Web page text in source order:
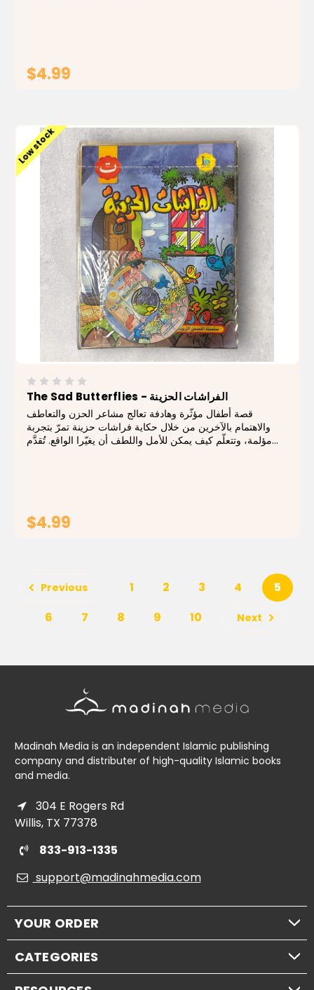
$4.99
Low stock
The Sad Butterflies - الفراشات الحزينة
قصة أطفال مؤثّرة وهادفة تعالج مشاعر الحزن والتعاطف
والاهتمام بالآخرين من خلال حكاية فراشات حزينة تمرّ بتجربة
مؤلمة، وتتعلّم كيف يمكن للأمل واللطف أن يغيّرا الواقع. تُقدَّم
$4.99
Previous 1 2 3 4
5
6
7 8 9 10 Next
Madinah Media is an independent Islamic publishing
company and distributer of high-quality Islamic books
and media.
304 E Rogers Rd
Willis, TX 77378
833-913-1335
support@madinahmedia.com
YOUR ORDER
CATEGORIES